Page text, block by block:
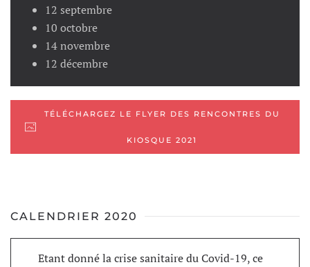
12 septembre
10 octobre
14 novembre
12 décembre
TÉLÉCHARGEZ LE FLYER DES RENCONTRES DU
KIOSQUE 2021
CALENDRIER 2020
Etant donné la crise sanitaire du Covid-19, ce